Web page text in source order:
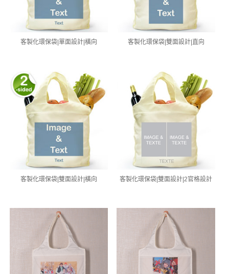
客製化環保袋|單面設計|橫向 客製化環保袋|雙面設計|直向
客製化環保袋|雙面設計|橫向 客製化環保袋|雙面設計|2官格設計